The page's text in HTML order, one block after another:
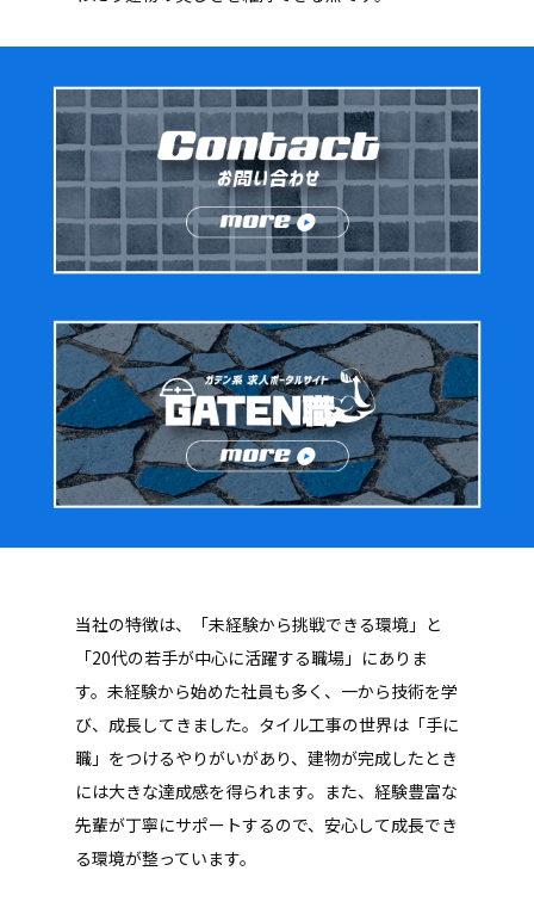
当社の特徴は、「未経験から挑戦できる環境」と
「20代の若手が中心に活躍する職場」にありま
す。未経験から始めた社員も多く、一から技術を学
び、成長してきました。タイル工事の世界は「手に
職」をつけるやりがいがあり、建物が完成したとき
には大きな達成感を得られます。また、経験豊富な
先輩が丁寧にサポートするので、安心して成長でき
る環境が整っています。